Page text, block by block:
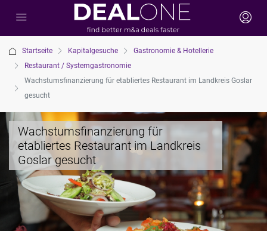
Startseite Kapitalgesuche
Gastronomie & Hotellerie
Restaurant / Systemgastronomie
Wachstumsfinanzierung für etabliertes Restaurant im Landkreis Goslar
gesucht
Wachstumsfinanzierung für
etabliertes Restaurant im Landkreis
Goslar gesucht